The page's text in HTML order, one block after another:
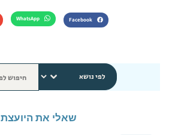
שאלי את היועצת
Facebook
WhatsApp